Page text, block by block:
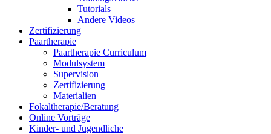
Tutorials
Andere Videos
Zertifizierung
Paartherapie
Paartherapie Curriculum
Modulsystem
Supervision
Zertifizierung
Materialien
Fokaltherapie/Beratung
Online Vorträge
Kinder- und Jugendliche